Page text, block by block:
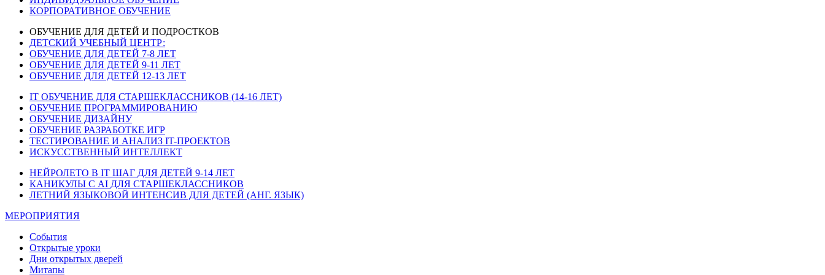
КОРПОРАТИВНОЕ ОБУЧЕНИЕ
ОБУЧЕНИЕ ДЛЯ ДЕТЕЙ И ПОДРОСТКОВ
ДЕТСКИЙ УЧЕБНЫЙ ЦЕНТР:
ОБУЧЕНИЕ ДЛЯ ДЕТЕЙ 7-8 ЛЕТ
ОБУЧЕНИЕ ДЛЯ ДЕТЕЙ 9-11 ЛЕТ
ОБУЧЕНИЕ ДЛЯ ДЕТЕЙ 12-13 ЛЕТ
IT ОБУЧЕНИЕ ДЛЯ СТАРШЕКЛАССНИКОВ (14-16 ЛЕТ)
ОБУЧЕНИЕ ПРОГРАММИРОВАНИЮ
ОБУЧЕНИЕ ДИЗАЙНУ
ОБУЧЕНИЕ РАЗРАБОТКЕ ИГР
ТЕСТИРОВАНИЕ И АНАЛИЗ IT-ПРОЕКТОВ
ИСКУССТВЕННЫЙ ИНТЕЛЛЕКТ
НЕЙРОЛЕТО В IT ШАГ ДЛЯ ДЕТЕЙ 9-14 ЛЕТ
КАНИКУЛЫ С AI ДЛЯ СТАРШЕКЛАССНИКОВ
ЛЕТНИЙ ЯЗЫКОВОЙ ИНТЕНСИВ ДЛЯ ДЕТЕЙ (АНГ. ЯЗЫК)
МЕРОПРИЯТИЯ
События
Открытые уроки
Дни открытых дверей
Митапы